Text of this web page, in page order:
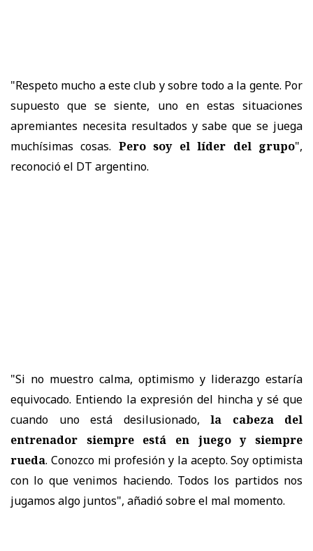
"Respeto mucho a este club y sobre todo a la gente. Por
supuesto que se siente, uno en estas situaciones
apremiantes necesita resultados y sabe que se juega
muchísimas cosas. Pero soy el líder del grupo",
reconoció el DT argentino.
"Si no muestro calma, optimismo y liderazgo estaría
equivocado. Entiendo la expresión del hincha y sé que
cuando uno está desilusionado, la cabeza del
entrenador siempre está en juego y siempre
rueda. Conozco mi profesión y la acepto. Soy optimista
con lo que venimos haciendo. Todos los partidos nos
jugamos algo juntos", añadió sobre el mal momento.